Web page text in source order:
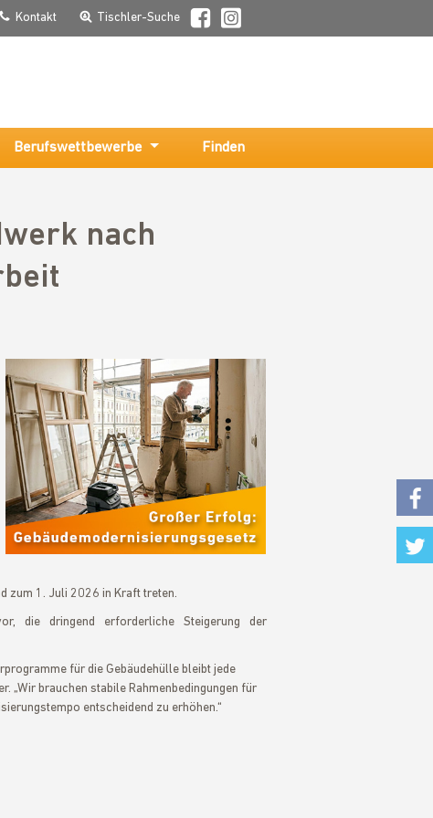
Kontakt Tischler-Suche
Berufswettbewerbe Finden
nach
zum 1. Juli 2026 in Kraft treten.
die dringend erforderliche Steigerung der
für die Gebäudehülle bleibt jede
„Wir brauchen stabile Rahmenbedingungen für
entscheidend zu erhöhen.“